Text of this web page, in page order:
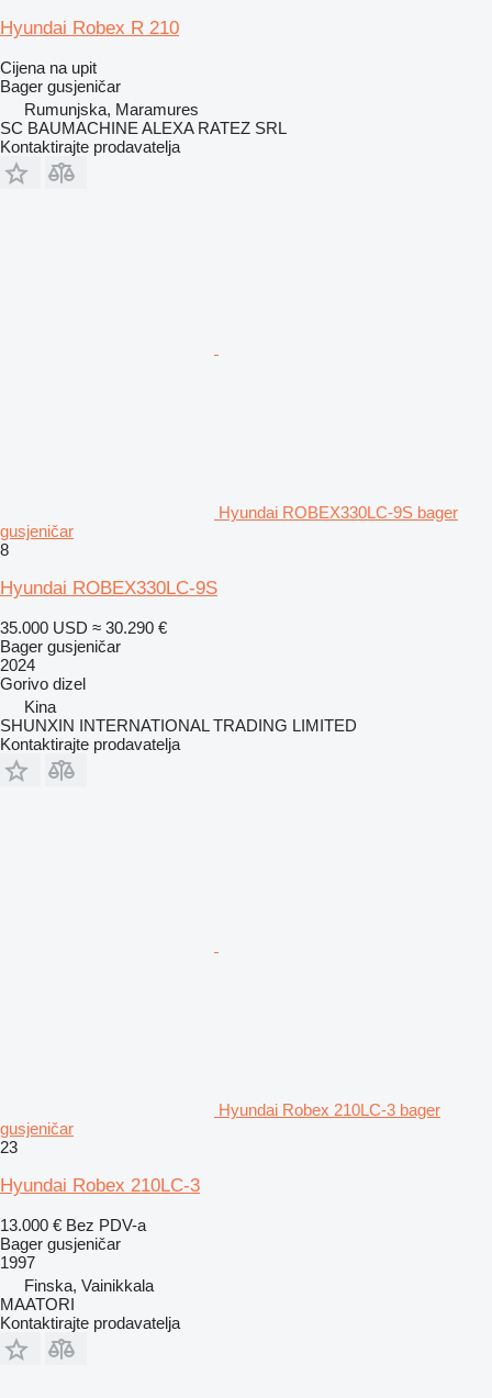
Hyundai Robex R 210
Cijena na upit
Bager gusjeničar
Rumunjska, Maramures
SC BAUMACHINE ALEXA RATEZ SRL
Kontaktirajte prodavatelja
Hyundai ROBEX330LC-9S bager
gusjeničar
8
Hyundai ROBEX330LC-9S
35.000 USD ≈ 30.290 €
Bager gusjeničar
2024
Gorivo dizel
Kina
SHUNXIN INTERNATIONAL TRADING LIMITED
Kontaktirajte prodavatelja
Hyundai Robex 210LC-3 bager
gusjeničar
23
Hyundai Robex 210LC-3
13.000 € Bez PDV-a
Bager gusjeničar
1997
Finska, Vainikkala
MAATORI
Kontaktirajte prodavatelja